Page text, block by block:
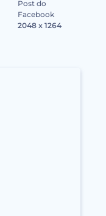
Post do
Facebook
2048 x 1264